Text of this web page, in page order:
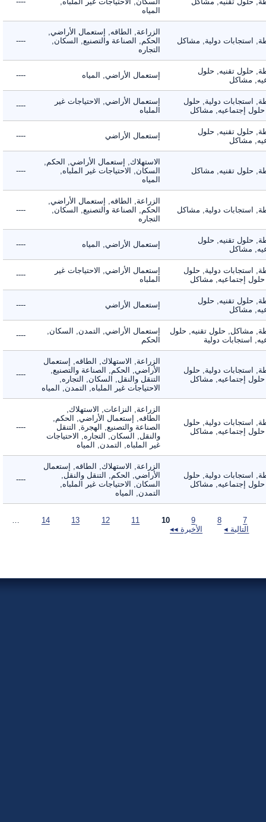
المياه
استجابات دولية, مشاكل
الزراعة, الطاقه, إستعمال الأراضي,
الحكم, الصناعة والتصنيع, السكان,
التجاره
----
حلول تقنيه, حلول
مشاكل
إستعمال الأراضي, المياه ----
استجابات دولية, حلول
إجتماعيه, مشاكل
إستعمال الأراضي, الاحتياجات غير
الملباه
----
حلول تقنيه, حلول
مشاكل
إستعمال الأراضي ----
حلول تقنيه, مشاكل
الاستهلاك, إستعمال الأراضي, الحكم,
السكان, الاحتياجات غير الملباه,
المياه
----
استجابات دولية, مشاكل
الزراعة, الطاقه, إستعمال الأراضي,
الحكم, الصناعة والتصنيع, السكان,
التجاره
----
حلول تقنيه, حلول
مشاكل
إستعمال الأراضي, المياه ----
استجابات دولية, حلول
إجتماعيه, مشاكل
إستعمال الأراضي, الاحتياجات غير
الملباه
----
حلول تقنيه, حلول
مشاكل
إستعمال الأراضي ----
مشاكل, حلول تقنيه, حلول
استجابات دولية
إستعمال الأراضي, التمدن, السكان,
الحكم
----
استجابات دولية, حلول
إجتماعيه, مشاكل
الزراعة, الاستهلاك, الطاقه, إستعمال
الأراضي, الحكم, الصناعة والتصنيع,
التنقل والنقل, السكان, التجاره,
الاحتياجات غير الملباه, التمدن, المياه
----
استجابات دولية, حلول
إجتماعيه, مشاكل
الزراعة, النزاعات, الاستهلاك,
الطاقه, إستعمال الأراضي, الحكم,
الصناعة والتصنيع, الهجرة, التنقل
والنقل, السكان, التجاره, الاحتياجات
غير الملباه, التمدن, المياه
----
استجابات دولية, حلول
إجتماعيه, مشاكل
الزراعة, الاستهلاك, الطاقه, إستعمال
الأراضي, الحكم, التنقل والنقل,
السكان, الاحتياجات غير الملباه,
التمدن, المياه
----
التالية ◂
الأخيرة ◂◂